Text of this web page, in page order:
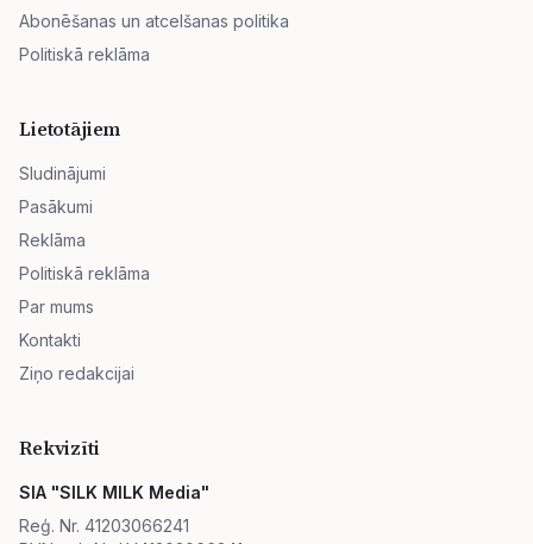
Abonēšanas un atcelšanas politika
Politiskā reklāma
Lietotājiem
Sludinājumi
Pasākumi
Reklāma
Politiskā reklāma
Par mums
Kontakti
Ziņo redakcijai
Rekvizīti
SIA "SILK MILK Media"
Reģ. Nr. 41203066241